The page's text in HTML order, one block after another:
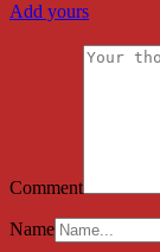
Add yours
Comment
Name